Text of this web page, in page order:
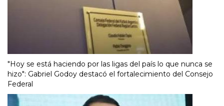
"Hoy se está haciendo por las ligas del país lo que nunca se
hizo": Gabriel Godoy destacó el fortalecimiento del Consejo
Federal